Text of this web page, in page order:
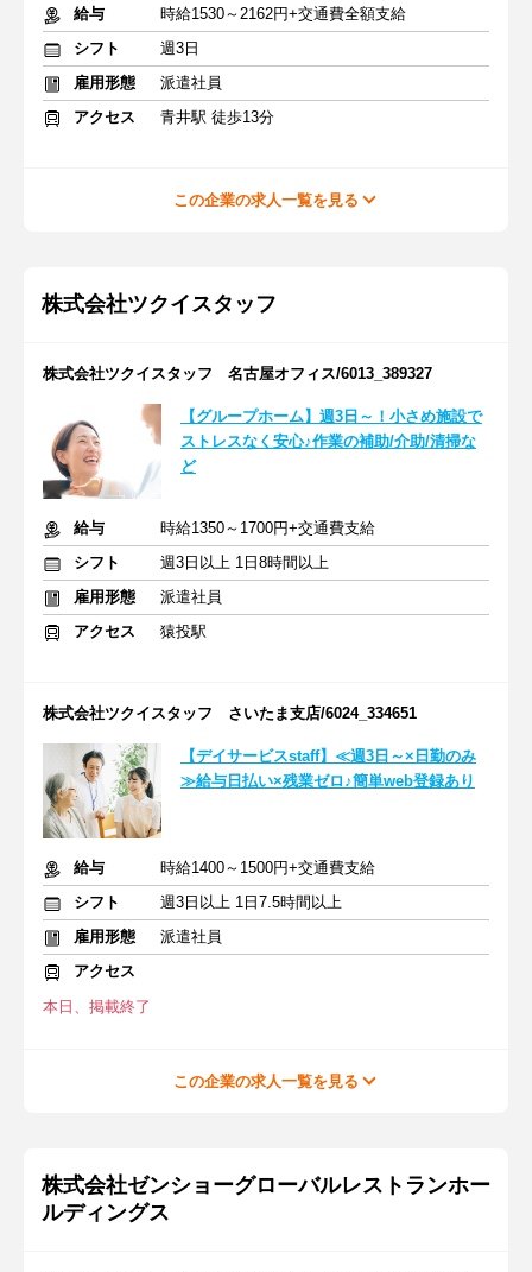
給与
時給1530～2162円+交通費全額支給
シフト
週3日
雇用形態
派遣社員
アクセス
青井駅 徒歩13分
この企業の求人一覧を見る
株式会社ツクイスタッフ
株式会社ツクイスタッフ 名古屋オフィス/6013_389327
【グループホーム】週3日～！小さめ施設で
ストレスなく安心♪作業の補助/介助/清掃な
ど
給与
時給1350～1700円+交通費支給
シフト
週3日以上 1日8時間以上
雇用形態
派遣社員
アクセス
猿投駅
株式会社ツクイスタッフ さいたま支店/6024_334651
【デイサービスstaff】≪週3日～×日勤のみ
≫給与日払い×残業ゼロ♪簡単web登録あり
給与
時給1400～1500円+交通費支給
シフト
週3日以上 1日7.5時間以上
雇用形態
派遣社員
アクセス
本日、掲載終了
この企業の求人一覧を見る
株式会社ゼンショーグローバルレストランホー
ルディングス